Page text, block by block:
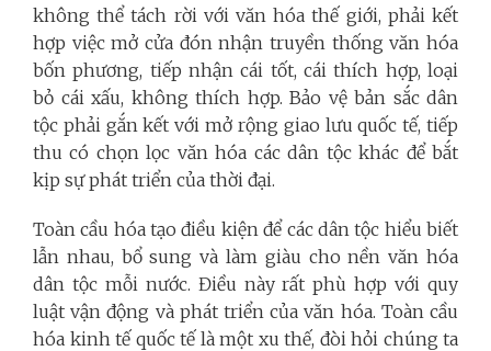
không thể tách rời với văn hóa thế giới, phải kết
hợp việc mở cửa đón nhận truyền thống văn hóa
bốn phương, tiếp nhận cái tốt, cái thích hợp, loại
bỏ cái xấu, không thích hợp. Bảo vệ bản sắc dân
tộc phải gắn kết với mở rộng giao lưu quốc tế, tiếp
thu có chọn lọc văn hóa các dân tộc khác để bắt
kịp sự phát triển của thời đại.
Toàn cầu hóa tạo điều kiện để các dân tộc hiểu biết
lẫn nhau, bổ sung và làm giàu cho nền văn hóa
dân tộc mỗi nước. Điều này rất phù hợp với quy
luật vận động và phát triển của văn hóa. Toàn cầu
hóa kinh tế quốc tế là một xu thế, đòi hỏi chúng ta